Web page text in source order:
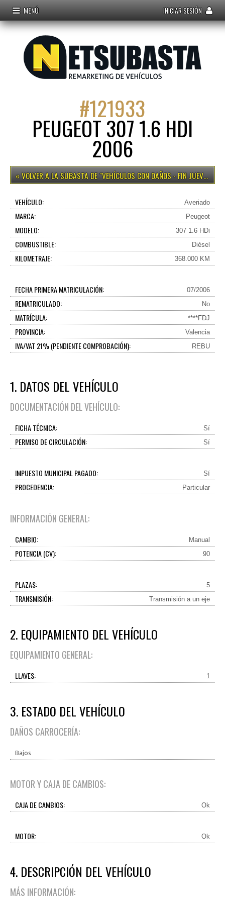
MENÚ INICIAR SESIÓN
#121933
PEUGEOT 307 1.6 HDI
2006
VEHÍCULOS CON DAÑOS - FIN JUEVES 15H
VEHÍCULO: Averiado
MARCA: Peugeot
MODELO: 307 1.6 HDi
COMBUSTIBLE: Diésel
KILOMETRAJE: 368.000 KM
FECHA PRIMERA MATRICULACIÓN: 07/2006
REMATRICULADO: No
MATRÍCULA: ****FDJ
PROVINCIA: Valencia
IVA/VAT 21% (PENDIENTE COMPROBACIÓN): REBU
1. DATOS DEL VEHÍCULO
DOCUMENTACIÓN DEL VEHÍCULO:
FICHA TÉCNICA: Sí
PERMISO DE CIRCULACIÓN: Sí
IMPUESTO MUNICIPAL PAGADO: Sí
PROCEDENCIA: Particular
INFORMACIÓN GENERAL:
CAMBIO: Manual
POTENCIA (CV): 90
PLAZAS: 5
TRANSMISIÓN: Transmisión a un eje
2. EQUIPAMIENTO DEL VEHÍCULO
EQUIPAMIENTO GENERAL:
LLAVES: 1
3. ESTADO DEL VEHÍCULO
DAÑOS CARROCERÍA:
Bajos
MOTOR Y CAJA DE CAMBIOS:
CAJA DE CAMBIOS: Ok
MOTOR: Ok
4. DESCRIPCIÓN DEL VEHÍCULO
MÁS INFORMACIÓN: